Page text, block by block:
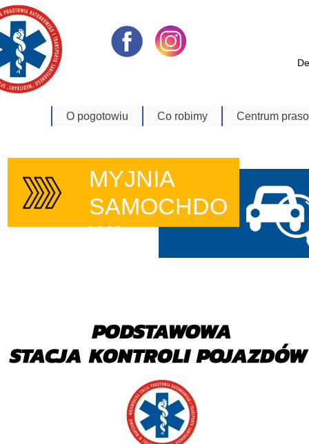
MYJNIA
SAMOCHDO
WA
O pogotowiu
Schematy podatkowe MDR
Przeciwdziałanie korupcji
Co robimy
Transport medyczny
Centrum
Bank zdjęć
Materiały Video
Na Sygnale